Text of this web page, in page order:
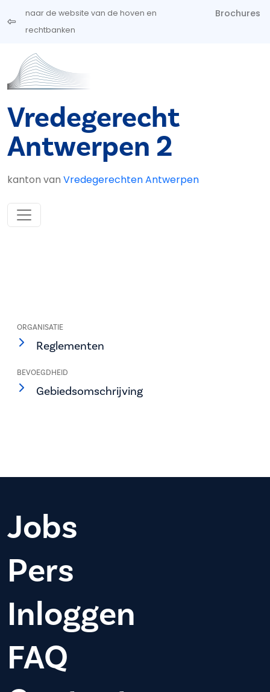
Overslaan en naar de inhoud gaan
naar de website van de hoven en
rechtbanken
Brochures
Vredegerecht
Antwerpen 2
kanton van Vredegerechten Antwerpen
ORGANISATIE
Reglementen
BEVOEGDHEID
Gebiedsomschrijving
Jobs
Pers
Inloggen
FAQ